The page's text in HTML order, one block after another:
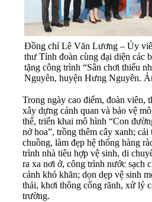
Đồng chí Lê Văn Lương – Ủy
thư Tỉnh đoàn cùng đại diện các
tặng công trình “Sân chơi thiếu
Nguyên, huyện Hưng Nguyên.
Trong ngày cao điểm, đoàn viên,
xây dựng cảnh quan và bảo vệ
thể, triển khai mô hình “Con
nở hoa”, trồng thêm cây xanh;
chuồng, làm đẹp hệ thống hàng
trình nhà tiêu hợp vệ sinh, di
ra xa nơi ở, công trình nước sạch
cảnh khó khăn; dọn dẹp vệ sinh
thải, khơi thông cống rãnh, xử lý
trường.